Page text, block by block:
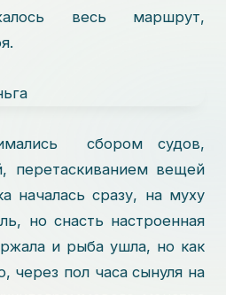
весь маршрут,
сбором судов,
перетаскиванием вещей
началась сразу, на муху
но снасть настроенная
и рыба ушла, но как
через пол часа сынуля на